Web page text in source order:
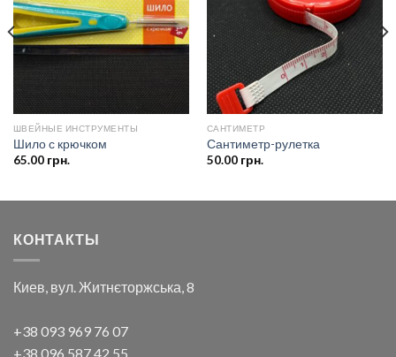
желаний
ШВЕЙНЫЕ ИНСТРУМЕНТЫ
Шило с крючком
65.00грн.
желаний
САНТИМЕТР
Сантиметр-рулетка
50.00грн.
КОНТАКТЫ
Киев, вул. Житнєторжська, 8
+38 093 969 76 07
+38 096 587 42 55